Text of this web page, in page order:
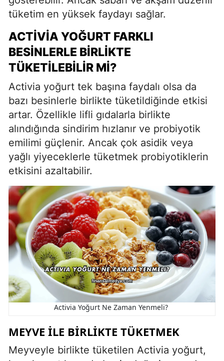
tüketim en yüksek faydayı sağlar.
ACTIVIA YOĞURT FARKLI
BESINLERLE BIRLIKTE
TÜKETILEBILIR MI?
Activia yoğurt tek başına faydalı olsa da
bazı besinlerle birlikte tüketildiğinde etkisi
artar. Özellikle lifli gıdalarla birlikte
alındığında sindirim hızlanır ve probiyotik
emilimi güçlenir. Ancak çok asidik veya
yağlı yiyeceklerle tüketmek probiyotiklerin
etkisini azaltabilir.
Activia Yoğurt Ne Zaman Yenmeli?
MEYVE ILE BIRLIKTE TÜKETMEK
Meyveyle birlikte tüketilen Activia yoğurt,